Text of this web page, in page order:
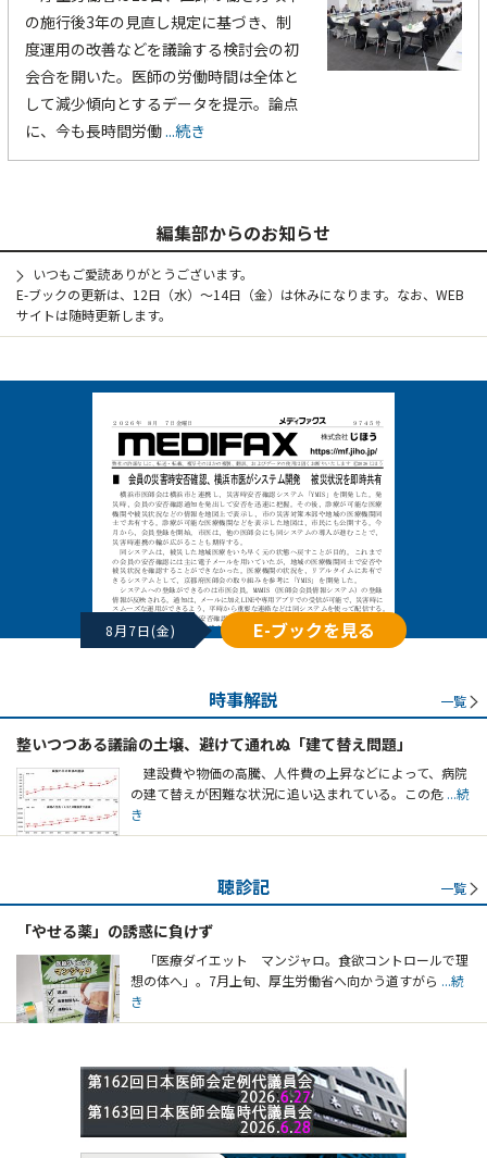
の施行後3年の見直し規定に基づき、制
度運用の改善などを議論する検討会の初
会合を開いた。医師の労働時間は全体と
して減少傾向とするデータを提示。論点
に、今も長時間労働...続き
編集部からのお知らせ
いつもご愛読ありがとうございます。
E-ブックの更新は、12日（水）～14日（金）は休みになります。なお、WEB
サイトは随時更新します。
8月7日(金) E-ブックを見る
時事解説 一覧
整いつつある議論の土壌、避けて通れぬ「建て替え問題」
建設費や物価の高騰、人件費の上昇などによって、病院
の建て替えが困難な状況に追い込まれている。この危 ...続
き
聴診記 一覧
「やせる薬」の誘惑に負けず
「医療ダイエット マンジャロ。食欲コントロールで理
想の体へ」。7月上旬、厚生労働省へ向かう道すがら ...続
き